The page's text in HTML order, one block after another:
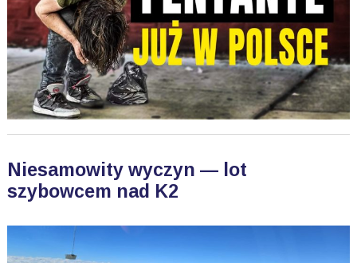
Niesamowity wyczyn — lot
szybowcem nad K2